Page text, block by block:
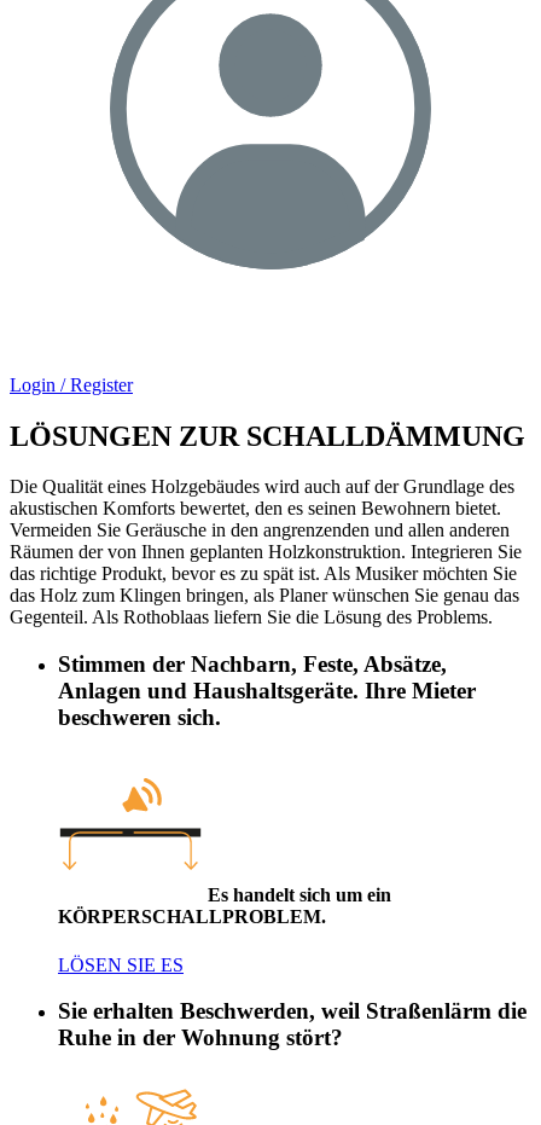
Login / Register
LÖSUNGEN ZUR SCHALLDÄMMUNG
Die Qualität eines Holzgebäudes wird auch auf der Grundlage des
akustischen Komforts bewertet, den es seinen Bewohnern bietet.
Vermeiden Sie Geräusche in den angrenzenden und allen anderen
Räumen der von Ihnen geplanten Holzkonstruktion. Integrieren Sie
das richtige Produkt, bevor es zu spät ist. Als Musiker möchten Sie
das Holz zum Klingen bringen, als Planer wünschen Sie genau das
Gegenteil. Als Rothoblaas liefern Sie die Lösung des Problems.
Stimmen der Nachbarn, Feste, Absätze,
Anlagen und Haushaltsgeräte. Ihre Mieter
beschweren sich.
Es handelt sich um ein
KÖRPERSCHALLPROBLEM.
LÖSEN SIE ES
Sie erhalten Beschwerden, weil Straßenlärm die
Ruhe in der Wohnung stört?